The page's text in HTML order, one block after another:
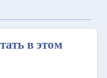
в этом